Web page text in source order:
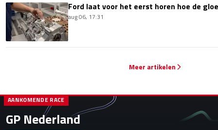
Ford laat voor het eerst horen hoe de
aug 06, 17:31
Meer artikelen
GP Nederland
AANKOMENDE RACE